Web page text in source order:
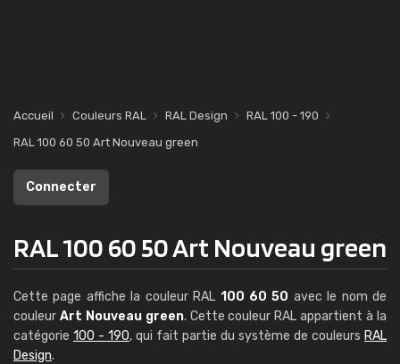
Accueil Couleurs RAL RAL Design
RAL 100 - 190
RAL 100 60 50 Art Nouveau green
Connecter
RAL 100 60 50 Art Nouveau green
Cette page affiche la couleur RAL 100 60 50 avec le nom de
couleur Art Nouveau green. Cette couleur RAL appartient à la
catégorie 100 - 190, qui fait partie du système de couleurs RAL
Design.